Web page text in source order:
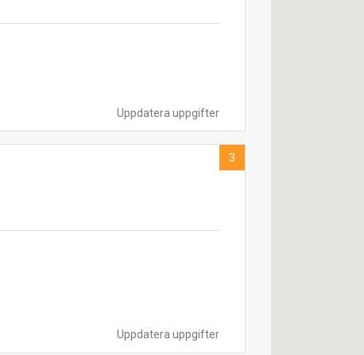
Uppdatera uppgifter
Uppdatera uppgifter
3